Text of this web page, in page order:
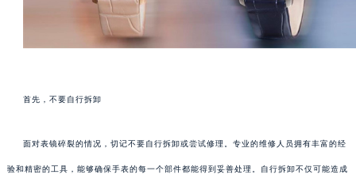
首先，不要自行拆卸
面对表镜碎裂的情况，切记不要自行拆卸或尝试修理。专业的维修人员拥有丰富的经
验和精密的工具，能够确保手表的每一个部件都能得到妥善处理。自行拆卸不仅可能造成